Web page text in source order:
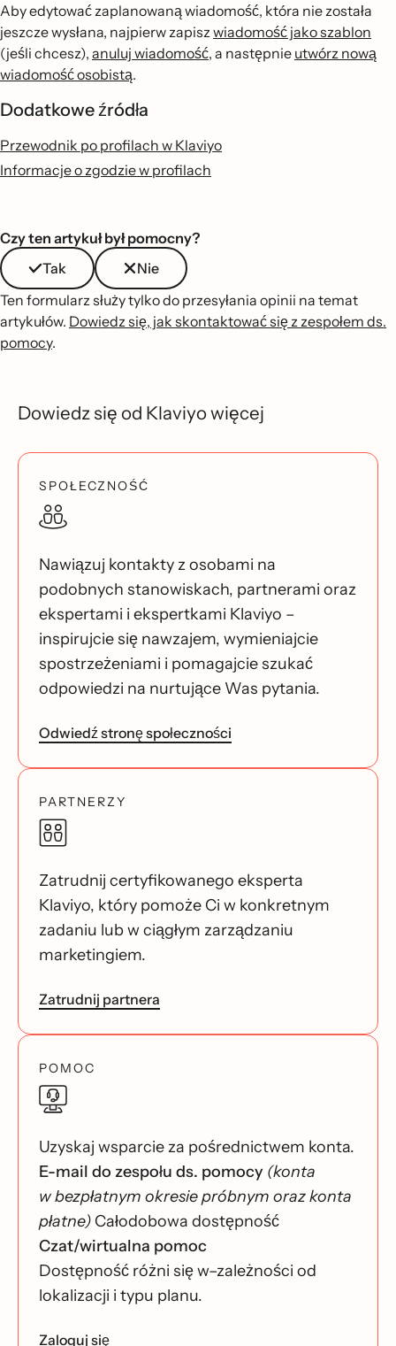
Aby edytować zaplanowaną wiadomość, która nie została
jeszcze wysłana, najpierw zapisz wiadomość jako szablon
(jeśli chcesz), anuluj wiadomość, a następnie utwórz nową
wiadomość osobistą.
Dodatkowe źródła
Przewodnik po profilach w Klaviyo
Informacje o zgodzie w profilach
Czy ten artykuł był pomocny?
Tak
Nie
Ten formularz służy tylko do przesyłania opinii na temat
artykułów. Dowiedz się, jak skontaktować się z zespołem ds.
pomocy.
Dowiedz się od Klaviyo więcej
SPOŁECZNOŚĆ
Nawiązuj kontakty z osobami na
podobnych stanowiskach, partnerami oraz
ekspertami i ekspertkami Klaviyo –
inspirujcie się nawzajem, wymieniajcie
spostrzeżeniami i pomagajcie szukać
odpowiedzi na nurtujące Was pytania.
Odwiedź stronę społeczności
PARTNERZY
Zatrudnij certyfikowanego eksperta
Klaviyo, który pomoże Ci w konkretnym
zadaniu lub w ciągłym zarządzaniu
marketingiem.
Zatrudnij partnera
POMOC
Uzyskaj wsparcie za pośrednictwem konta.
E-mail do zespołu ds. pomocy (konta
w bezpłatnym okresie próbnym oraz konta
płatne) Całodobowa dostępność
Czat/wirtualna pomoc
Dostępność różni się w–zależności od
lokalizacji i typu planu.
Zaloguj się